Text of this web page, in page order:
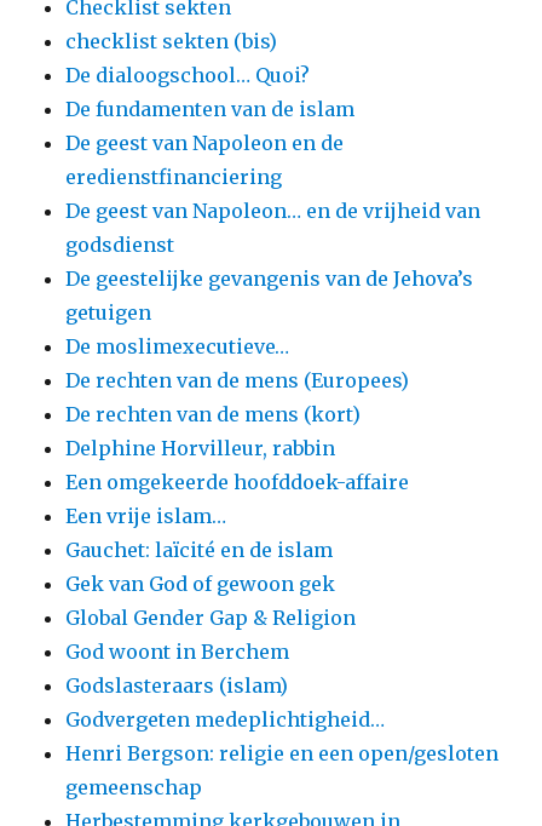
Checklist sekten
checklist sekten (bis)
De dialoogschool… Quoi?
De fundamenten van de islam
De geest van Napoleon en de
eredienstfinanciering
De geest van Napoleon… en de vrijheid van
godsdienst
De geestelijke gevangenis van de Jehova’s
getuigen
De moslimexecutieve…
De rechten van de mens (Europees)
De rechten van de mens (kort)
Delphine Horvilleur, rabbin
Een omgekeerde hoofddoek-affaire
Een vrije islam…
Gauchet: laïcité en de islam
Gek van God of gewoon gek
Global Gender Gap & Religion
God woont in Berchem
Godslasteraars (islam)
Godvergeten medeplichtigheid…
Henri Bergson: religie en een open/gesloten
gemeenschap
Herbestemming kerkgebouwen in